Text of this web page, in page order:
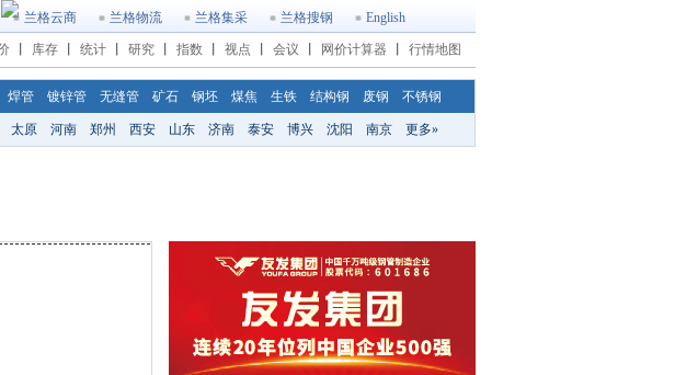
兰格云商 兰格物流 兰格集采 兰格搜钢 English
库存 统计 研究 指数 视点 会议 网价计算器 行情地图
焊管 镀锌管 无缝管 矿石 钢坯 煤焦 生铁 结构钢 废钢 不锈钢
太原 河南 郑州 西安 山东 济南 泰安 博兴 沈阳 南京 更多»